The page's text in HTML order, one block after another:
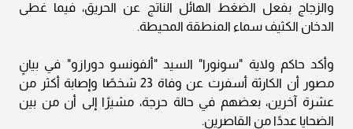
والزجاج بفعل الضغط الهائل الناتج عن الحريق، فيما غطى
الدخان الكثيف سماء المنطقة المحيطة.
وأكد حاكم ولاية "سونورا" السيد "ألفونسو دورازو" في بيانٍ
مصور أن الكارثة أسفرت عن وفاة 23 شخصًا وإصابة أكثر من
عشرة آخرين، بعضهم في حالة حرجة، مشيرًا إلى أن من بين
الضحايا عددًا من القاصرين.